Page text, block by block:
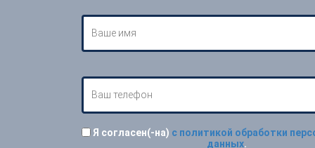
Я согласен(-на) с политикой обработки
данных.